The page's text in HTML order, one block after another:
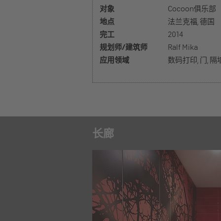
对象 Cocoon俱乐部
地点 法兰克福, 德国
完工 2014
规划师/建筑师 Ralf Mika
应用领域 数码打印, 门, 隔
长廊